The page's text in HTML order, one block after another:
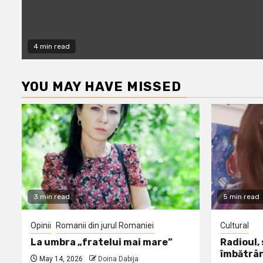
4 min read
YOU MAY HAVE MISSED
3 min read
Opinii Romanii din jurul Romaniei
La umbra „fratelui mai mare”
May 14, 2026 Doina Dabija
5 min read
Cultural